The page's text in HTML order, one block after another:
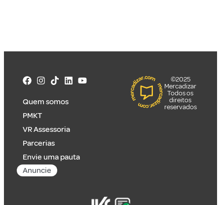
Quem somos
PMKT
VR Assessoria
Parcerias
Envie uma pauta
Anuncie
©2025
Mercadizar
Todos os
direitos
reservados